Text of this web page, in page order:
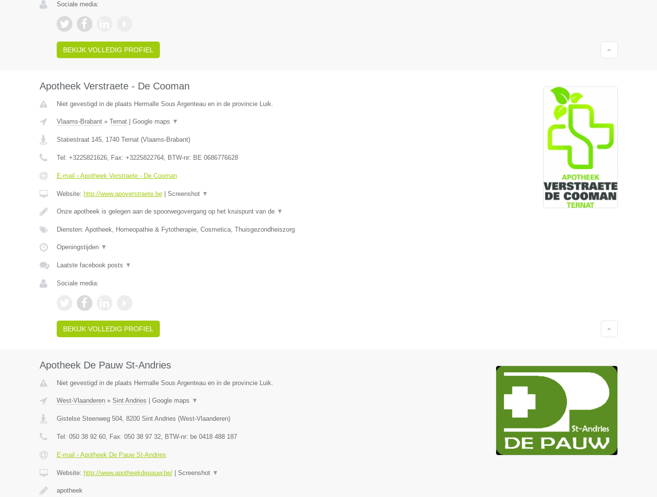
Sociale media:
BEKIJK VOLLEDIG PROFIEL
Apotheek Verstraete - De Cooman
Niet gevestigd in de plaats Hermalle Sous Argenteau en in de provincie Luik.
Vlaams-Brabant» Ternat| Google maps ▼
Statiestraat 145, 1740 Ternat(Vlaams-Brabant)
Tel: +3225821626, Fax: +3225822764, BTW-nr: BE 0686776628
E-mail › Apotheek Verstraete - De Cooman
Website: http://www.apoverstraete.be| Screenshot ▼
Onze apotheek is gelegen aan de spoorwegovergang op het kruispunt van de ▼
Diensten: Apotheek, Homeopathie & Fytotherapie, Cosmetica, Thuisgezondheiszorg
Openingstijden ▼
Laatste facebook posts ▼
Sociale media:
BEKIJK VOLLEDIG PROFIEL
Apotheek De Pauw St-Andries
Niet gevestigd in de plaats Hermalle Sous Argenteau en in de provincie Luik.
West-Vlaanderen» Sint Andries Google maps ▼
Gistelse Steenweg 504, 8200 Sint Andries (West-Vlaanderen)
Tel: 050 38 92 60, Fax: 050 38 97 32, BTW-nr: be 0418 488 187
E-mail › Apotheek De Pauw St-Andries
Website: http://www.apotheekdepauw.be/| Screenshot ▼
apotheek